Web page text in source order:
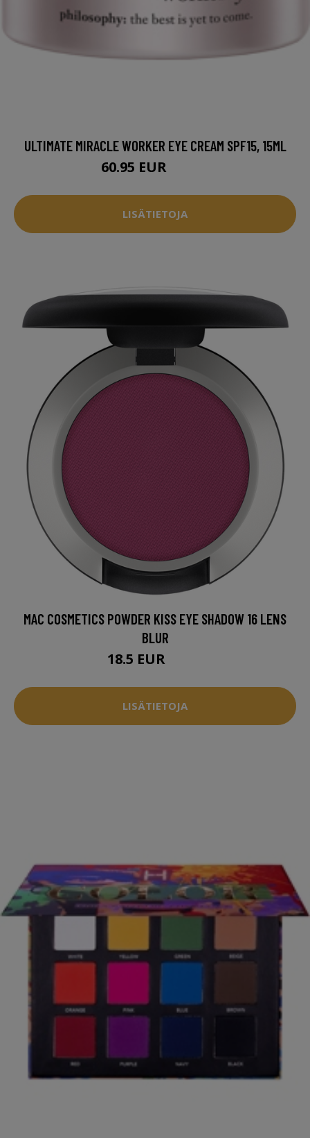
ULTIMATE MIRACLE WORKER EYE CREAM SPF15, 15ML
60.95 EUR
LISÄTIETOJA
MAC COSMETICS POWDER KISS EYE SHADOW 16 LENS
BLUR
18.5 EUR
LISÄTIETOJA